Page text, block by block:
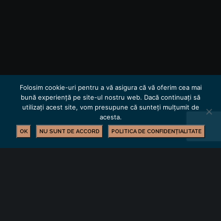
Folosim cookie-uri pentru a vă asigura că vă oferim cea mai
bună experiență pe site-ul nostru web. Dacă continuați să
utilizați acest site, vom presupune că sunteți mulțumit de
acesta.
OK NU SUNT DE ACCORD POLITICA DE CONFIDENȚIALITATE